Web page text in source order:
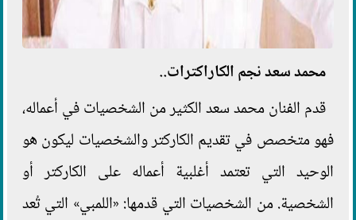
محمد سعد نجم الكاراكترات..
قدم الفنان محمد سعد الكثير من الشخصيات في أعماله،
فهو متخصص في تقديم الكاركتر والشخصيات ليكون هو
الوحيد التي تعتمد أغلبية أعماله على الكاركتر أو
الشخصية. من الشخصيات التي قدمها: «اللمبي» التي تُعد